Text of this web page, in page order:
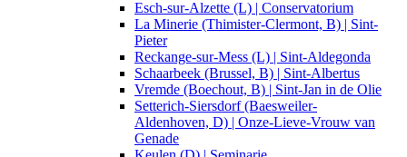
Esch-sur-Alzette (L) | Conservatorium
La Minerie (Thimister-Clermont, B) | Sint-
Pieter
Reckange-sur-Mess (L) | Sint-Aldegonda
Schaarbeek (Brussel, B) | Sint-Albertus
Vremde (Boechout, B) | Sint-Jan in de Olie
Setterich-Siersdorf (Baesweiler-
Aldenhoven, D) | Onze-Lieve-Vrouw van
Genade